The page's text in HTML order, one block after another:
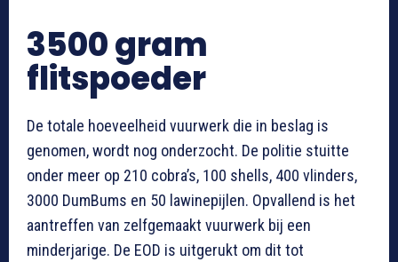
3500 gram
flitspoeder
De totale hoeveelheid vuurwerk die in beslag is
genomen, wordt nog onderzocht. De politie stuitte
onder meer op 210 cobra’s, 100 shells, 400 vlinders,
3000 DumBums en 50 lawinepijlen. Opvallend is het
aantreffen van zelfgemaakt vuurwerk bij een
minderjarige. De EOD is uitgerukt om dit tot